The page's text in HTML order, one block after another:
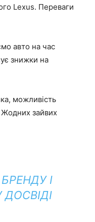
Lexus. Переваги
авто на час
знижки на
можливість
зайвих
І